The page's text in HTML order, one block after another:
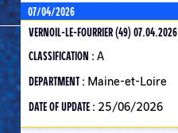
ADVANCED SEARCH
07/04/2026
VERNOIL-LE-FOURRIER (49) 07.04.2026
CLASSIFICATION : A
DEPARTMENT : Maine-et-Loire
DATE OF UPDATE : 25/06/2026